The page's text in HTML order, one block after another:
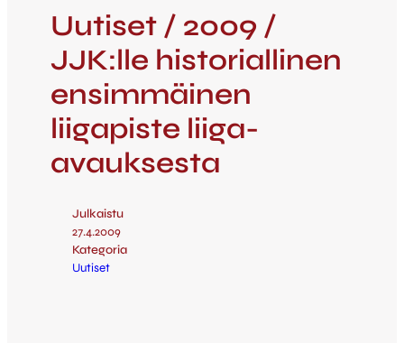
Uutiset / 2009 /
JJK:lle historiallinen
ensimmäinen
liigapiste liiga-
avauksesta
Julkaistu
27.4.2009
Kategoria
Uutiset